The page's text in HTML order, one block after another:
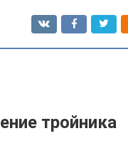
тройника